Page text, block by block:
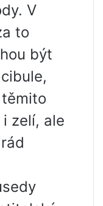
V
to
být
zelí, ale